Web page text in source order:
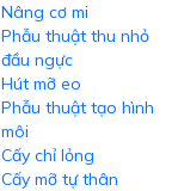
Nâng cơ mi
Phẫu thuật thu nhỏ
đầu ngực
Hút mỡ eo
Phẫu thuật tạo hình
môi
Cấy chỉ lỏng
Cấy mỡ tự thân